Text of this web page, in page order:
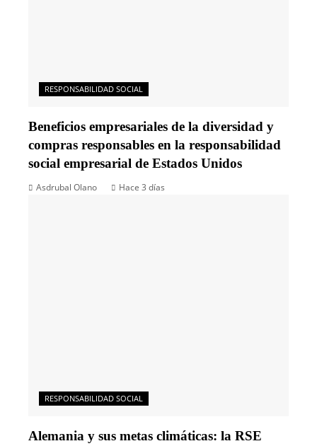
RESPONSABILIDAD SOCIAL
Beneficios empresariales de la diversidad y
compras responsables en la responsabilidad
social empresarial de Estados Unidos
Asdrubal Olano Hace 3 días
RESPONSABILIDAD SOCIAL
Alemania y sus metas climáticas: la RSE